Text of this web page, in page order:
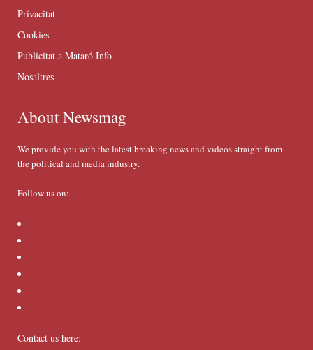
Privacitat
Cookies
Publicitat a Mataró Info
Nosaltres
About Newsmag
We provide you with the latest breaking news and videos straight from
the political and media industry.
Follow us on:
Contact us here: